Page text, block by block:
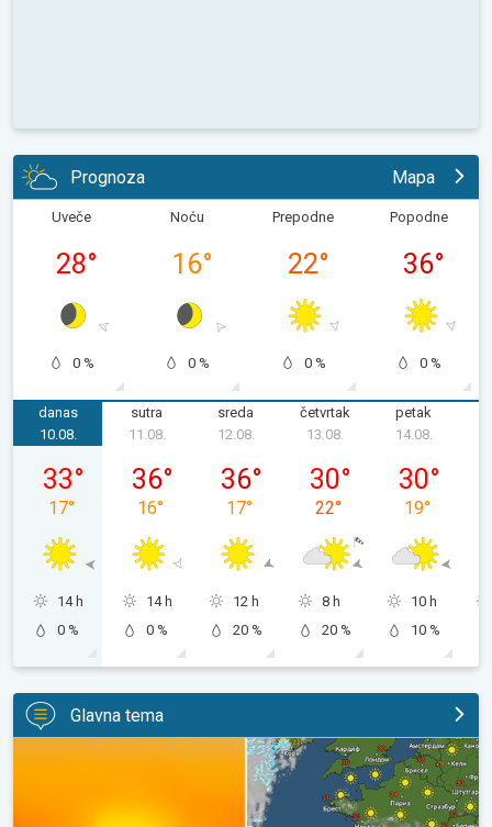
Prognoza Mapa
Uveče
28°
0 %
Noću
16°
0 %
Prepodne
22°
0 %
Popodne
36°
0 %
danas
ponedeljak, 10. 08.
10.08.
33°
17°
14 h
0 %
sutra
11.08.
36°
16°
14 h
0 %
sreda
12.08.
36°
17°
12 h
20 %
četvrtak
13.08.
30°
22°
8 h
20 %
petak
14.08.
30°
19°
10 h
10 %
Glavna tema
Totalno pomračenje Sunca u sredu. Španija u centru zbivanja. . .